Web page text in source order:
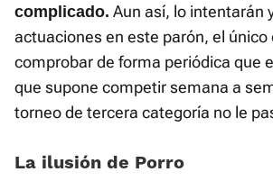
complicado. Aun así, lo intentarán
actuaciones en este parón, el único
comprobar de forma periódica que
que supone competir semana a
torneo de tercera categoría no le
La ilusión de Porro